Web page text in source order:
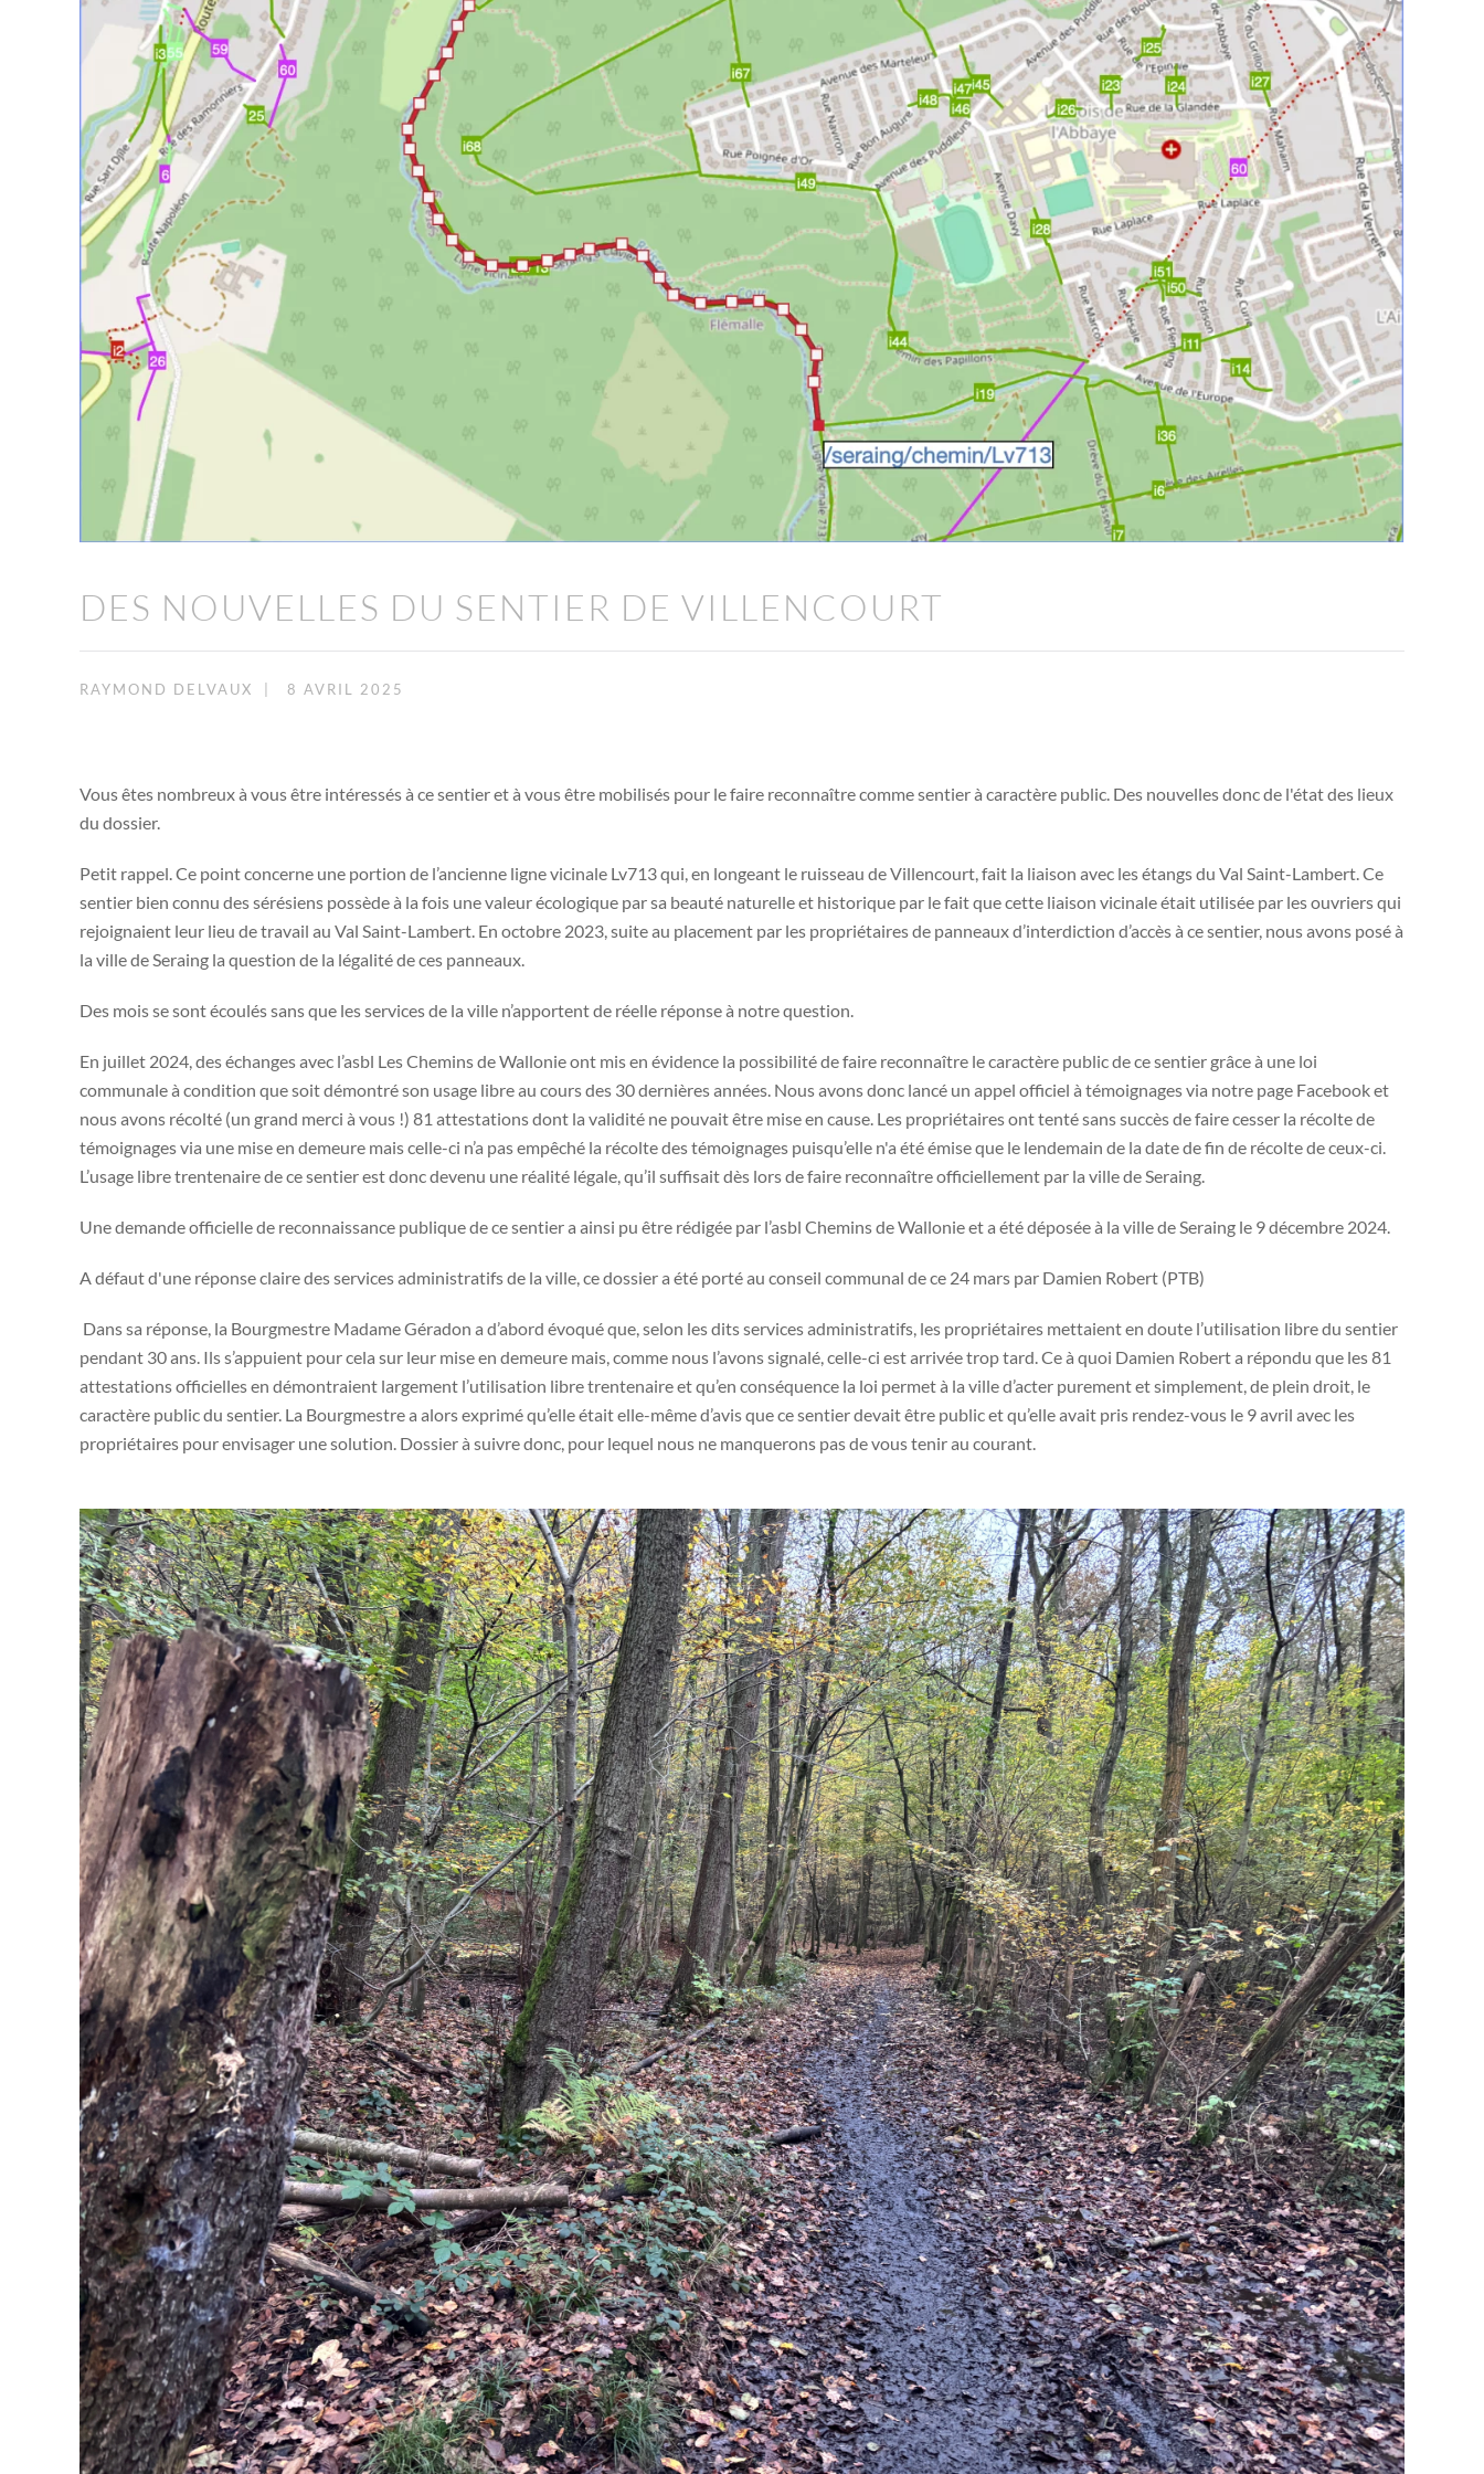
DES NOUVELLES DU SENTIER DE VILLENCOURT
RAYMOND DELVAUX 8 AVRIL 2025
Vous êtes nombreux à vous être intéressés à ce sentier et à vous être mobilisés pour le faire reconnaître comme sentier à caractère public. Des nouvelles donc de l'état des lieux
du dossier.
Petit rappel. Ce point concerne une portion de l’ancienne ligne vicinale Lv713 qui, en longeant le ruisseau de Villencourt, fait la liaison avec les étangs du Val Saint-Lambert. Ce
sentier bien connu des sérésiens possède à la fois une valeur écologique par sa beauté naturelle et historique par le fait que cette liaison vicinale était utilisée par les ouvriers qui
rejoignaient leur lieu de travail au Val Saint-Lambert. En octobre 2023, suite au placement par les propriétaires de panneaux d’interdiction d’accès à ce sentier, nous avons posé à
la ville de Seraing la question de la légalité de ces panneaux.
Des mois se sont écoulés sans que les services de la ville n’apportent de réelle réponse à notre question.
En juillet 2024, des échanges avec l’asbl Les Chemins de Wallonie ont mis en évidence la possibilité de faire reconnaître le caractère public de ce sentier grâce à une loi
communale à condition que soit démontré son usage libre au cours des 30 dernières années. Nous avons donc lancé un appel officiel à témoignages via notre page Facebook et
nous avons récolté (un grand merci à vous !) 81 attestations dont la validité ne pouvait être mise en cause. Les propriétaires ont tenté sans succès de faire cesser la récolte de
témoignages via une mise en demeure mais celle-ci n’a pas empêché la récolte des témoignages puisqu’elle n'a été émise que le lendemain de la date de fin de récolte de ceux-ci.
L’usage libre trentenaire de ce sentier est donc devenu une réalité légale, qu’il suffisait dès lors de faire reconnaître officiellement par la ville de Seraing.
Une demande officielle de reconnaissance publique de ce sentier a ainsi pu être rédigée par l’asbl Chemins de Wallonie et a été déposée à la ville de Seraing le 9 décembre 2024.
A défaut d'une réponse claire des services administratifs de la ville, ce dossier a été porté au conseil communal de ce 24 mars par Damien Robert (PTB)
Dans sa réponse, la Bourgmestre Madame Géradon a d’abord évoqué que, selon les dits services administratifs, les propriétaires mettaient en doute l’utilisation libre du sentier
pendant 30 ans. Ils s’appuient pour cela sur leur mise en demeure mais, comme nous l’avons signalé, celle-ci est arrivée trop tard. Ce à quoi Damien Robert a répondu que les 81
attestations officielles en démontraient largement l’utilisation libre trentenaire et qu’en conséquence la loi permet à la ville d’acter purement et simplement, de plein droit, le
caractère public du sentier. La Bourgmestre a alors exprimé qu’elle était elle-même d’avis que ce sentier devait être public et qu’elle avait pris rendez-vous le 9 avril avec les
propriétaires pour envisager une solution. Dossier à suivre donc, pour lequel nous ne manquerons pas de vous tenir au courant.